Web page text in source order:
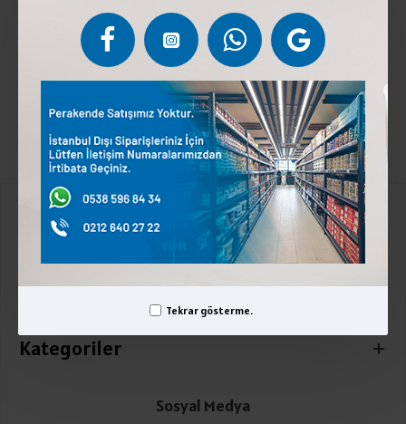
Tekrar gösterme.
vanilin), antep fıstığı içi %5. Serin ve kuru yerde
saklayınız.Susam ve antep fıstığı. Eser mktarda
kabuklu meyveler ve yerfıstığı içerir.
Kurumsal
Üyelik İşlemleri
Kategoriler
Sosyal Medya